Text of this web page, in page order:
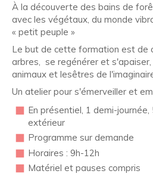
À la découverte des bains de
avec les végétaux, du monde
« petit peuple »
Le but de cette formation est de
arbres, se regénérer et s'apaiser,
animaux et lesêtres de
Un atelier pour s'émerveiller et
En présentiel, 1 demi-journée,
extérieur
Programme sur demande
Horaires : 9h-12h
Matériel et pauses compris